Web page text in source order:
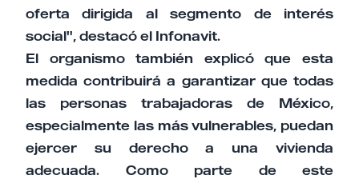
oferta dirigida al segmento de interés
social", destacó el Infonavit.
El organismo también explicó que esta
medida contribuirá a garantizar que todas
las personas trabajadoras de México,
especialmente las más vulnerables, puedan
ejercer su derecho a una vivienda
adecuada. Como parte de este